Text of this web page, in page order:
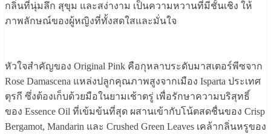
กลิ่นที่นุ่มลึก สุขุม และสง่างาม เป็นความหวานที่มีชั้นเชิง ให้
ภาพลักษณ์ของผู้หญิงที่ทั้งสดใสและมั่นใจ
หัวใจสำคัญของ Original Pink คือกุหลาบระดับมาสเตอร์พีซจาก
Rose Damascena แหล่งปลูกคุณภาพสูงจากเมือง Isparta ประเทศ
ตุรกี ซึ่งต้องเก็บด้วยมือในยามเช้าตรู่ เพื่อรักษาความบริสุทธิ์
ของ Essence Oil ที่เข้มข้นที่สุด ผสานเข้ากับโน้ตสดชื่นของ Crisp
Bergamot, Mandarin และ Crushed Green Leaves เคล้ากลิ่นหรูของ